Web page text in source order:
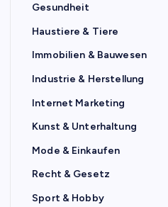
Gesundheit
Haustiere & Tiere
Immobilien & Bauwesen
Industrie & Herstellung
Internet Marketing
Kunst & Unterhaltung
Mode & Einkaufen
Recht & Gesetz
Sport & Hobby